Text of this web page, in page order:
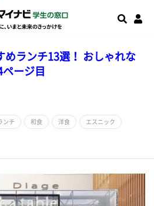
めランチ13選！ おしゃれな
ージ目
ンチ 和食 洋食 エスニック